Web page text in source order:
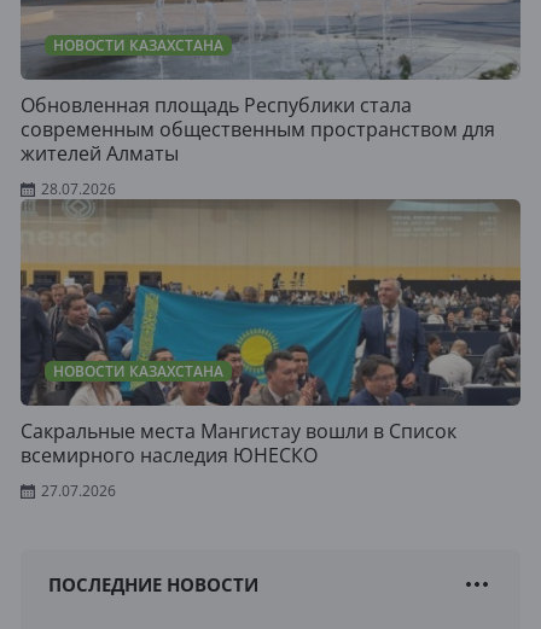
НОВОСТИ КАЗАХСТАНА
Обновленная площадь Республики стала
современным общественным пространством для
жителей Алматы
28.07.2026
НОВОСТИ КАЗАХСТАНА
Сакральные места Мангистау вошли в Список
всемирного наследия ЮНЕСКО
27.07.2026
ПОСЛЕДНИЕ НОВОСТИ